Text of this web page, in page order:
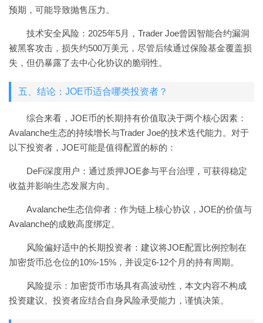
预期，可能导致抛售压力。
技术安全风险：2025年5月，Trader Joe曾因智能合约漏洞
被黑客攻击，损失约500万美元，尽管后续通过保险基金覆盖损
失，但仍暴露了去中心化协议的脆弱性。
五、结论：JOE币适合哪类投资者？
综合来看，JOE币的长期持有价值取决于两个核心因素：
Avalanche生态的持续增长与Trader Joe的技术迭代能力。对于
以下投资者，JOE可能是值得配置的标的：
DeFi深度用户：通过质押JOE参与平台治理，可获得稳定
收益并影响生态发展方向。
Avalanche生态信仰者：作为链上核心协议，JOE的价值与
Avalanche的成败高度绑定。
风险偏好适中的长期投资者：建议将JOE配置比例控制在
加密货币总仓位的10%-15%，并设定6-12个月的持有周期。
风险提示：加密货币市场具有高波动性，本文内容不构成
投资建议。投资者应结合自身风险承受能力，谨慎决策。